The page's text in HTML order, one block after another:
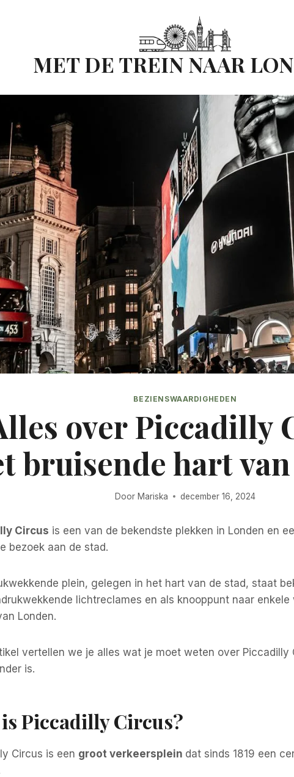
MET DE TREIN NAAR
BEZIENSWAARDIGHEDEN
over Piccadilly
bruisende hart
Door Mariska december 16, 2024
Circus is een van de bekendste plekken in Londen en
bezoek aan de stad.
plein, gelegen in het hart van de stad, staat
lichtreclames en als knooppunt naar enkele
Londen.
vertellen we je alles wat je moet weten over Piccadilly
is.
Piccadilly Circus?
Circus is een groot verkeersplein dat sinds 1819 een